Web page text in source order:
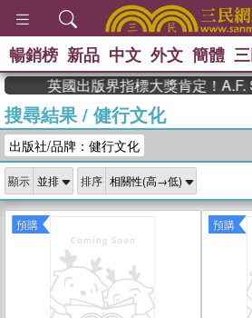
、 The
李登輝時代
、
群喵 、 臺灣
暢銷榜 新品 中文 外文 簡體
國出版界指標大獎肯定！A.F.
搜尋結果/ 健行文化
出版社/品牌：健行文化
顯示 排序
預購 預購